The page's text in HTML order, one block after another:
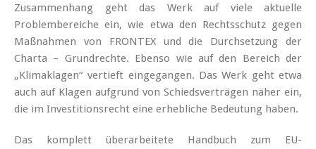
Zusammenhang geht das Werk auf viele aktuelle
Problembereiche ein, wie etwa den Rechtsschutz gegen
Maßnahmen von FRONTEX und die Durchsetzung der
Charta – Grundrechte. Ebenso wie auf den Bereich der
„Klimaklagen“ vertieft eingegangen. Das Werk geht etwa
auch auf Klagen aufgrund von Schiedsverträgen näher ein,
die im Investitionsrecht eine erhebliche Bedeutung haben.
Das komplett überarbeitete Handbuch zum EU-